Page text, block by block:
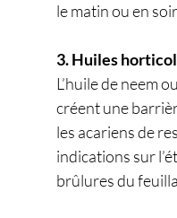
le matin ou en
3. Huiles
L’huile de neem
créent une
les acariens de
indications sur
brûlures du